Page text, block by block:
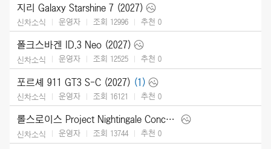
지리 Galaxy Starshine 7 (2027)
신차소식 운영자 조회 12996 추천 0
폴크스바겐 ID.3 Neo (2027)
신차소식 운영자 조회 12525 추천 0
포르셰 911 GT3 S-C (2027) (1)
신차소식 운영자 조회 16121 추천 0
롤스로이스 Project Nightingale Concept (2026)
신차소식 운영자 조회 13744 추천 0